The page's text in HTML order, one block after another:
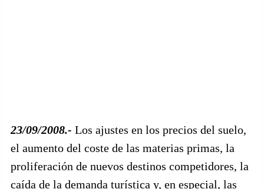
23/09/2008.- Los ajustes en los precios del suelo,
el aumento del coste de las materias primas, la
proliferación de nuevos destinos competidores, la
caída de la demanda turística y, en especial, las